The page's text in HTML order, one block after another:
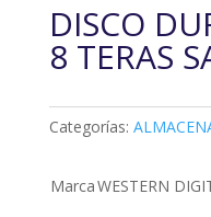
DISCO
8 TERAS
Categorías:
MarcaWESTERN